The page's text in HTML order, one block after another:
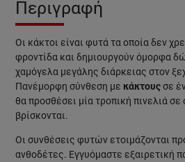
Περιγραφή
Οι κάκτοι είναι φυτά τα οποία δεν
φροντίδα και δημιουργούν όμορφα
χαμόγελα μεγάλης διάρκειας στον
Πανέμορφη σύνθεση με κάκτουςσε
θα προσθέσει μία τροπική πινελιά
βρίσκονται.
Οι συνθέσεις φυτών ετοιμάζονται
ανθοδέτες. Εγγυόμαστε εξαιρετική